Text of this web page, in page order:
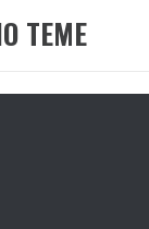
ТЕМЕ